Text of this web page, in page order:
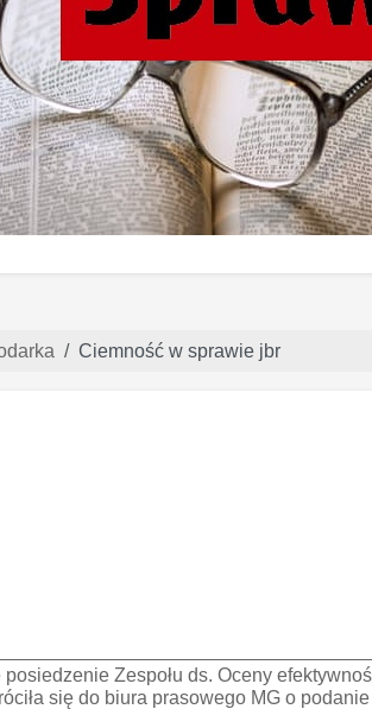
Ciemność w sprawie jbr
Zespołu ds. Oceny
się do biura prasowego MG o